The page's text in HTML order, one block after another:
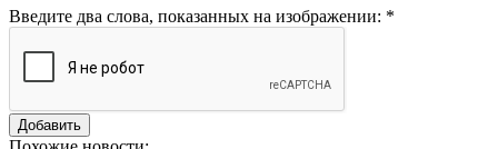
Введите два слова, показанных на изображении: *